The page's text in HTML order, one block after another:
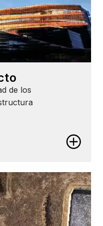
de los
el rendimiento y
al
completo,
subsuelo, y a cualquier